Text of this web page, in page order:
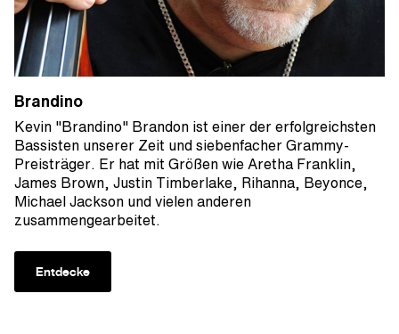
Brandino
Kevin "Brandino" Brandon ist einer der erfolgreichsten
Bassisten unserer Zeit und siebenfacher Grammy-
Preisträger. Er hat mit Größen wie Aretha Franklin,
James Brown, Justin Timberlake, Rihanna, Beyonce,
Michael Jackson und vielen anderen
zusammengearbeitet.
Entdecke